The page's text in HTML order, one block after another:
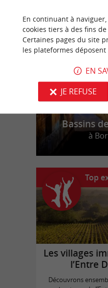
Bassins
à
Top
Les villages
l’Entre
Découvrons
En continuant à
cookies tiers à des fins de
Certaines pages du site
les plateformes
EN
JE REFUSE